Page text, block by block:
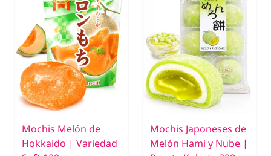
Mochis Melón de
Hokkaido | Variedad
Mochis Japoneses de
Melón Hami y Nube |